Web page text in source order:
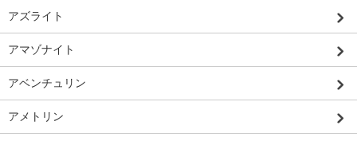
アズライト
アマゾナイト
アベンチュリン
アメトリン